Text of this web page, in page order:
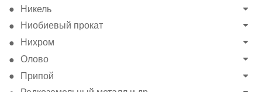
Никель
Ниобиевый прокат
Нихром
Олово
Припой